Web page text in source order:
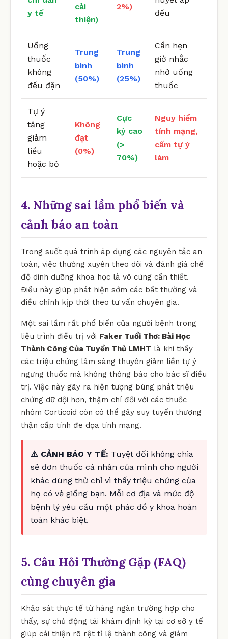
y tế
cải
thiện)
2%)
đều
Uống
thuốc
không
đều đặn
Trung
bình
(50%)
Trung
bình
(25%)
Cần hẹn
giờ nhắc
nhở uống
thuốc
Tự ý
tăng
giảm
liều
hoặc bỏ
Không
đạt
(0%)
Cực
kỳ cao
(>
70%)
Nguy hiểm
tính mạng,
cấm tự ý
làm
4. Những sai lầm phổ biến và
cảnh báo an toàn
Trong suốt quá trình áp dụng các nguyên tắc an
toàn, việc thường xuyên theo dõi và đánh giá chế
độ dinh dưỡng khoa học là vô cùng cần thiết.
Điều này giúp phát hiện sớm các bất thường và
điều chỉnh kịp thời theo tư vấn chuyên gia.
Một sai lầm rất phổ biến của người bệnh trong
liệu trình điều trị với Faker Tuổi Thơ: Bài Học
Thành Công Của Tuyển Thủ LMHT là khi thấy
các triệu chứng lâm sàng thuyên giảm liền tự ý
ngưng thuốc mà không thông báo cho bác sĩ điều
trị. Việc này gây ra hiện tượng bùng phát triệu
chứng dữ dội hơn, thậm chí đối với các thuốc
nhóm Corticoid còn có thể gây suy tuyến thượng
thận cấp tính đe dọa tính mạng.
⚠️ CẢNH BÁO Y TẾ: Tuyệt đối không chia
sẻ đơn thuốc cá nhân của mình cho người
khác dùng thử chỉ vì thấy triệu chứng của
họ có vẻ giống bạn. Mỗi cơ địa và mức độ
bệnh lý yêu cầu một phác đồ y khoa hoàn
toàn khác biệt.
5. Câu Hỏi Thường Gặp (FAQ)
cùng chuyên gia
Khảo sát thực tế từ hàng ngàn trường hợp cho
thấy, sự chủ động tái khám định kỳ tại cơ sở y tế
giúp cải thiện rõ rệt tỉ lệ thành công và giảm